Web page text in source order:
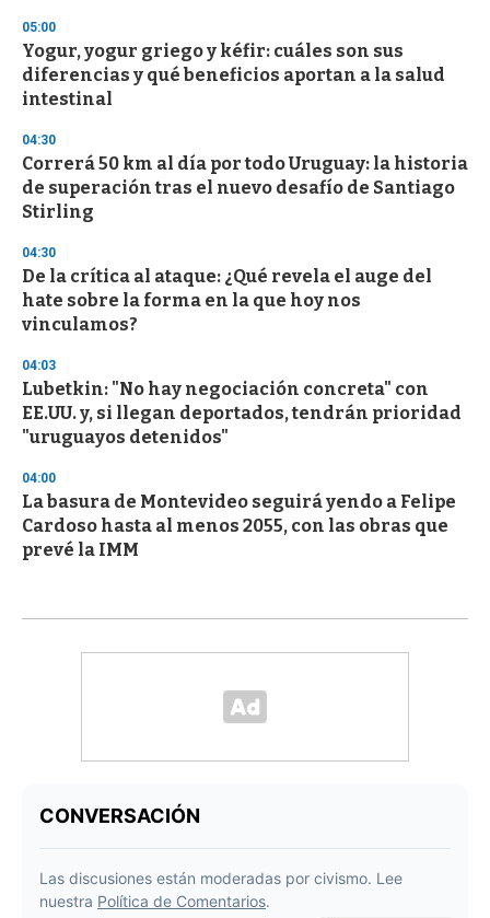
05:00
Yogur, yogur griego y kéfir: cuáles son sus
diferencias y qué beneficios aportan a la salud
intestinal
04:30
Correrá 50 km al día por todo Uruguay: la historia
de superación tras el nuevo desafío de Santiago
Stirling
04:30
De la crítica al ataque: ¿Qué revela el auge del
hate sobre la forma en la que hoy nos
vinculamos?
04:03
Lubetkin: "No hay negociación concreta" con
EE.UU. y, si llegan deportados, tendrán prioridad
"uruguayos detenidos"
04:00
La basura de Montevideo seguirá yendo a Felipe
Cardoso hasta al menos 2055, con las obras que
prevé la IMM